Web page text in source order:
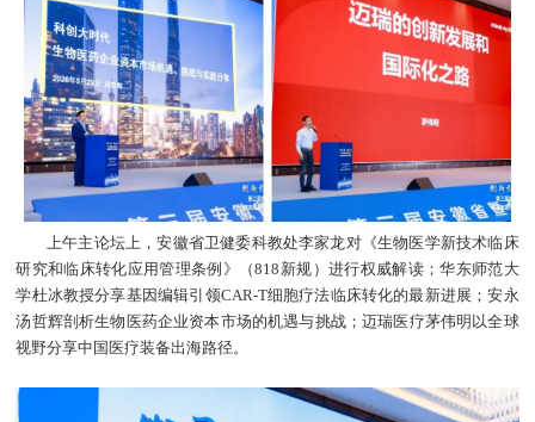
上午主论坛上，安徽省卫健委科教处李家龙对《生物医学新技术临床
研究和临床转化应用管理条例》（818新规）进行权威解读；华东师范大
学杜冰教授分享基因编辑引领CAR-T细胞疗法临床转化的最新进展；安永
汤哲辉剖析生物医药企业资本市场的机遇与挑战；迈瑞医疗茅伟明以全球
视野分享中国医疗装备出海路径。